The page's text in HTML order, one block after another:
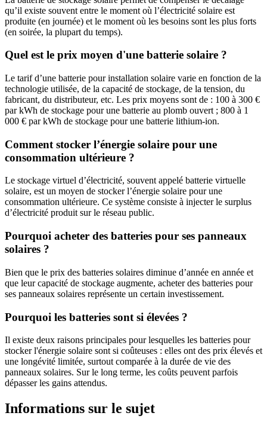
qu’il existe souvent entre le moment où l’électricité solaire est
produite (en journée) et le moment où les besoins sont les plus forts
(en soirée, la plupart du temps).
Quel est le prix moyen d'une batterie solaire ?
Le tarif d’une batterie pour installation solaire varie en fonction de la
technologie utilisée, de la capacité de stockage, de la tension, du
fabricant, du distributeur, etc. Les prix moyens sont de : 100 à 300 €
par kWh de stockage pour une batterie au plomb ouvert ; 800 à 1
000 € par kWh de stockage pour une batterie lithium-ion.
Comment stocker l’énergie solaire pour une
consommation ultérieure ?
Le stockage virtuel d’électricité, souvent appelé batterie virtuelle
solaire, est un moyen de stocker l’énergie solaire pour une
consommation ultérieure. Ce système consiste à injecter le surplus
d’électricité produit sur le réseau public.
Pourquoi acheter des batteries pour ses panneaux
solaires ?
Bien que le prix des batteries solaires diminue d’année en année et
que leur capacité de stockage augmente, acheter des batteries pour
ses panneaux solaires représente un certain investissement.
Pourquoi les batteries sont si élevées ?
Il existe deux raisons principales pour lesquelles les batteries pour
stocker l'énergie solaire sont si coûteuses : elles ont des prix élevés et
une longévité limitée, surtout comparée à la durée de vie des
panneaux solaires. Sur le long terme, les coûts peuvent parfois
dépasser les gains attendus.
Informations sur le sujet